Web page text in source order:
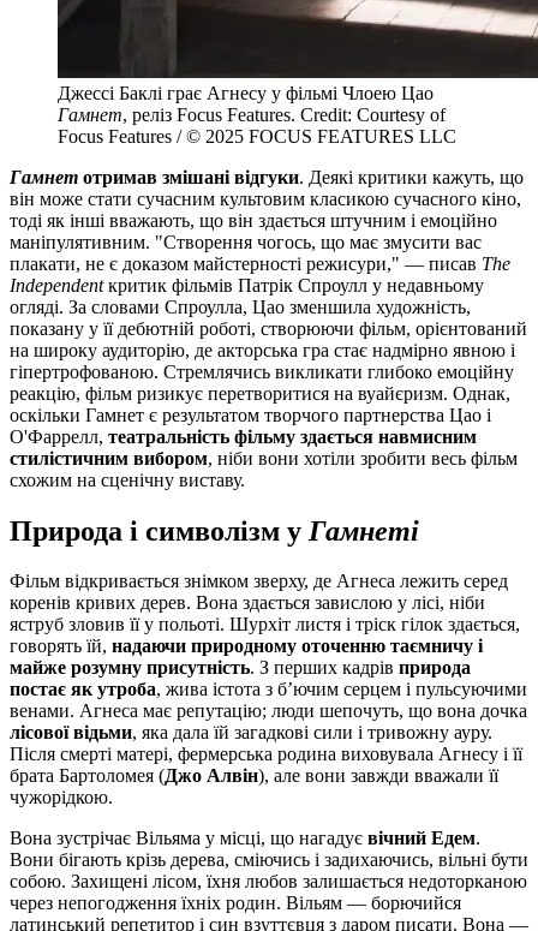
Джессі Баклі грає Агнесу у фільмі Члоею Цао
Гамнет, реліз Focus Features. Credit: Courtesy of
Focus Features / © 2025 FOCUS FEATURES LLC
Гамнет отримав змішані відгуки. Деякі критики кажуть, що
він може стати сучасним культовим класикою сучасного кіно,
тоді як інші вважають, що він здається штучним і емоційно
маніпулятивним. "Створення чогось, що має змусити вас
плакати, не є доказом майстерності режисури," — писав The
Independentкритик фільмів Патрік Спроулл у недавньому
огляді. За словами Спроулла, Цао зменшила художність,
показану у її дебютній роботі, створюючи фільм, орієнтований
на широку аудиторію, де акторська гра стає надмірно явною і
гіпертрофованою. Стремлячись викликати глибоко емоційну
реакцію, фільм ризикує перетворитися на вуайєризм. Однак,
оскільки Гамнет є результатом творчого партнерства Цао і
О'Фаррелл, театральність фільму здається навмисним
стилістичним вибором, ніби вони хотіли зробити весь фільм
схожим на сценічну виставу.
Природа і символізм у Гамнеті
Фільм відкривається знімком зверху, де Агнеса лежить серед
коренів кривих дерев. Вона здається завислою у лісі, ніби
яструб зловив її у польоті. Шурхіт листя і тріск гілок здається,
говорять їй, надаючи природному оточенню таємничу і
майже розумну присутність. З перших кадрів природа
постає як утроба, жива істота з б’ючим серцем і пульсуючими
венами. Агнеса має репутацію; люди шепочуть, що вона дочка
лісової відьми, яка дала їй загадкові сили і тривожну ауру.
Після смерті матері, фермерська родина виховувала Агнесу і її
брата Бартоломея (Джо Алвін), але вони завжди вважали її
чужорідкою.
Вона зустрічає Вільяма у місці, що нагадує вічний Едем.
Вони бігають крізь дерева, сміючись і задихаючись, вільні бути
собою. Захищені лісом, їхня любов залишається недоторканою
через непогодження їхніх родин. Вільям — борючийся
латинський репетитор і син взуттєвця з даром писати. Вона —